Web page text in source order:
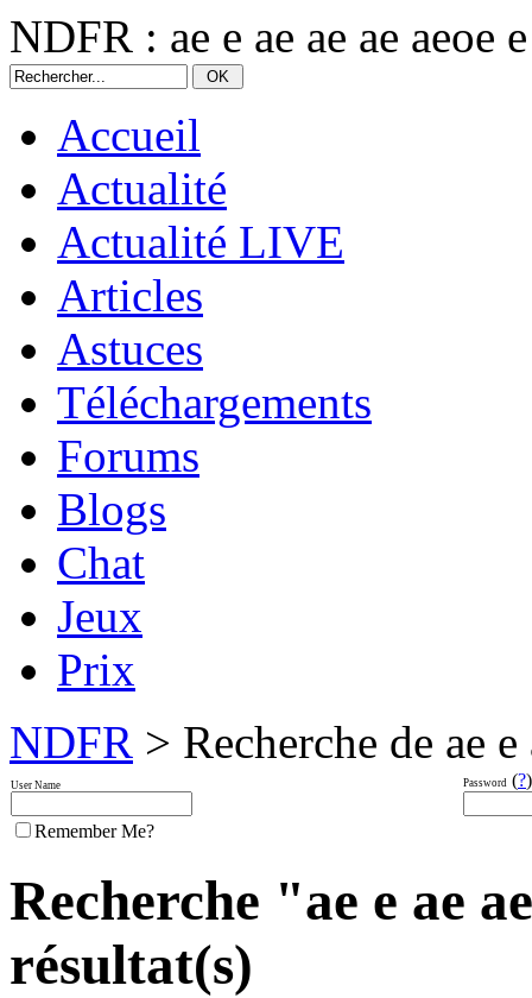
NDFR : ae e ae ae ae aeoe
Accueil
Actualité
Actualité LIVE
Articles
Astuces
Téléchargements
Forums
Blogs
Chat
Jeux
Prix
NDFR > Recherche de ae e
User Name Password (?)
Remember Me?
Recherche "ae e ae
résultat(s)